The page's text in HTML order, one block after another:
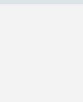
des
die
BSH sieht N-
und 0,5 Gigawatt
unten rechts
von EnBW dar.
bestehenden